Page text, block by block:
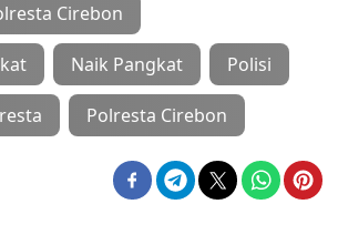
Cirebon
Naik Pangkat Polisi
Polresta Cirebon